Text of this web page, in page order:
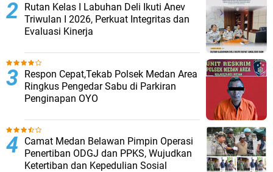
Rutan Kelas I Labuhan Deli Ikuti Anev
Triwulan I 2026, Perkuat Integritas dan
Evaluasi Kinerja
Respon Cepat,Tekab Polsek Medan Area
Ringkus Pengedar Sabu di Parkiran
Penginapan OYO
Camat Medan Belawan Pimpin Operasi
Penertiban ODGJ dan PPKS, Wujudkan
Ketertiban dan Kepedulian Sosial